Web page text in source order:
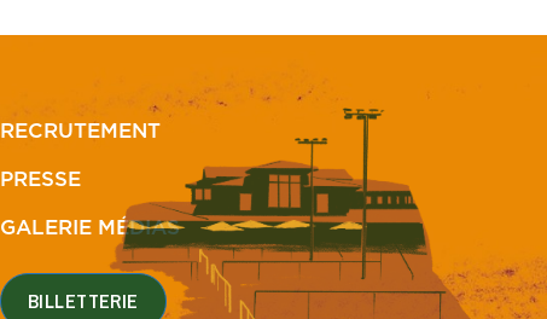
RECRUTEMENT
PRESSE
GALERIE MÉDIAS
BILLETTERIE